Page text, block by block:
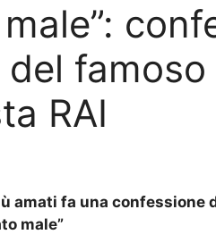
famoso
RAI
amati fa una confessione
male”